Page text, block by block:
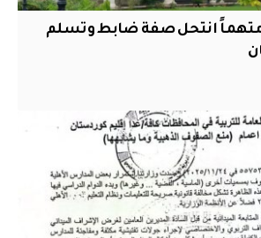
متهماً انتحل صفة ضابط وتسلم